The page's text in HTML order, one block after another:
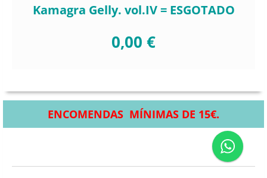
Kamagra Gelly. vol.IV = ESGOTADO
0,00 €
ENCOMENDAS MÍNIMAS DE 15€.